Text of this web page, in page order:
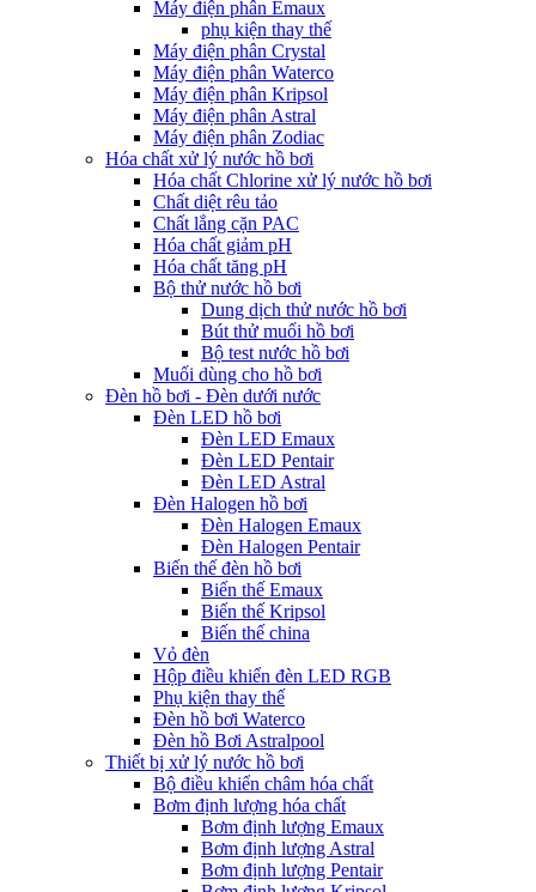
Máy điện phân Emaux
phụ kiện thay thế
Máy điện phân Crystal
Máy điện phân Waterco
Máy điện phân Kripsol
Máy điện phân Astral
Máy điện phân Zodiac
Hóa chất xử lý nước hồ bơi
Hóa chất Chlorine xử lý nước hồ bơi
Chất diệt rêu tảo
Chất lắng cặn PAC
Hóa chất giảm pH
Hóa chất tăng pH
Bộ thử nước hồ bơi
Dung dịch thử nước hồ bơi
Bút thử muối hồ bơi
Bộ test nước hồ bơi
Muối dùng cho hồ bơi
Đèn hồ bơi - Đèn dưới nước
Đèn LED hồ bơi
Đèn LED Emaux
Đèn LED Pentair
Đèn LED Astral
Đèn Halogen hồ bơi
Đèn Halogen Emaux
Đèn Halogen Pentair
Biến thế đèn hồ bơi
Biến thế Emaux
Biến thế Kripsol
Biến thế china
Vỏ đèn
Hộp điều khiển đèn LED RGB
Phụ kiện thay thế
Đèn hồ bơi Waterco
Đèn hồ Bơi Astralpool
Thiết bị xử lý nước hồ bơi
Bộ điều khiển châm hóa chất
Bơm định lượng hóa chất
Bơm định lượng Emaux
Bơm định lượng Astral
Bơm định lượng Pentair